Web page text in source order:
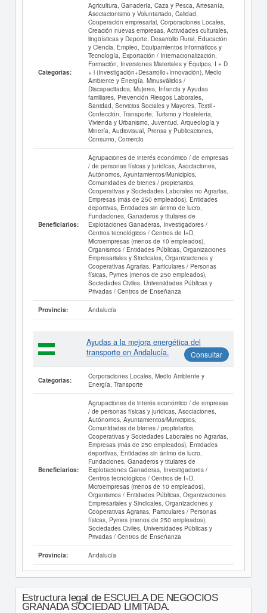
Categorías:
Agricultura, Ganadería, Caza y Pesca, Artesanía,
Asociacionismo y Voluntariado, Calidad,
Cooperación empresarial, Corporaciones Locales,
Creación nuevas empresas, Actividades culturales,
lingüísticas y Deporte, Desarrollo Rural, Educación
y Ciencia, Empleo, Equipamientos informáticos y
Tecnología, Exportación / Internacionalización,
Formación, Inversiones Materiales y Equipos, I + D
+ i (Investigación+Desarrollo+Innovación), Medio
Ambiente y Energía, Minusválidos /
Discapacitados, Mujeres, Infancia y Ayudas
familiares, Prevención Riesgos Laborales,
Sanidad, Servicios Sociales y Mayores, Textil -
Confección, Transporte, Turismo y Hostelería,
Vivienda y Urbanismo, Juventud, Arqueología y
Minería, Audiovisual, Prensa y Publicaciones,
Consumo, Comercio
Beneficiarios:
Agrupaciones de interés económico / de empresas
/ de personas físicas y jurídicas, Asociaciones,
Autónomos, Ayuntamientos/Municipios,
Comunidades de bienes / propietarios,
Cooperativas y Sociedades Laborales no Agrarias,
Empresas (más de 250 empleados), Entidades
deportivas, Entidades sin ánimo de lucro,
Fundaciones, Ganaderos y titulares de
Explotaciones Ganaderas, Investigadores /
Centros tecnológicos / Centros de I+D,
Microempresas (menos de 10 empleados),
Organismos / Entidades Públicas, Organizaciones
Empresariales y Sindicales, Organizaciones y
Cooperativas Agrarias, Particulares / Personas
físicas, Pymes (menos de 250 empleados),
Sociedades Civiles, Universidades Públicas y
Privadas / Centros de Enseñanza
Provincia: Andalucía
Ayudas a la mejora energética del
transporte en Andalucía.
Consultar
Categorías:
Corporaciones Locales, Medio Ambiente y
Energía, Transporte
Beneficiarios:
Agrupaciones de interés económico / de empresas
/ de personas físicas y jurídicas, Asociaciones,
Autónomos, Ayuntamientos/Municipios,
Comunidades de bienes / propietarios,
Cooperativas y Sociedades Laborales no Agrarias,
Empresas (más de 250 empleados), Entidades
deportivas, Entidades sin ánimo de lucro,
Fundaciones, Ganaderos y titulares de
Explotaciones Ganaderas, Investigadores /
Centros tecnológicos / Centros de I+D,
Microempresas (menos de 10 empleados),
Organismos / Entidades Públicas, Organizaciones
Empresariales y Sindicales, Organizaciones y
Cooperativas Agrarias, Particulares / Personas
físicas, Pymes (menos de 250 empleados),
Sociedades Civiles, Universidades Públicas y
Privadas / Centros de Enseñanza
Provincia: Andalucía
Estructura legal de ESCUELA DE NEGOCIOS
GRANADA SOCIEDAD LIMITADA.